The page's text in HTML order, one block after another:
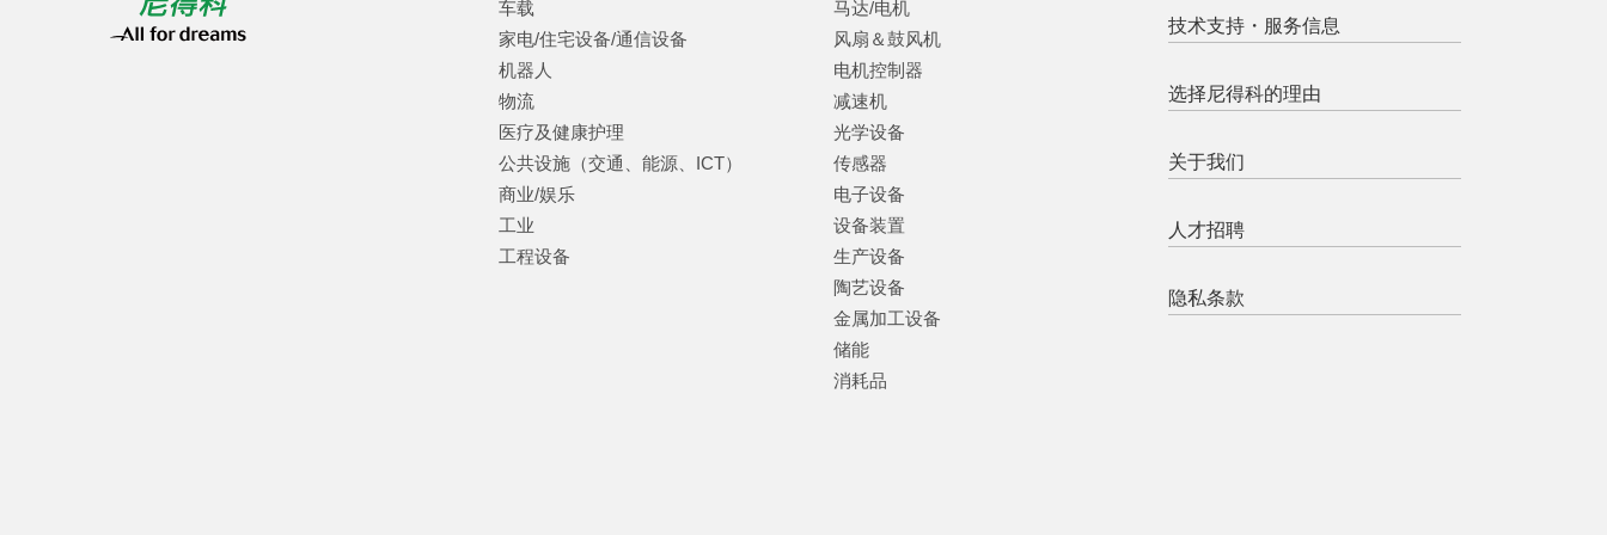
车载
家电/住宅设备/通信设备
机器人
物流
医疗及健康护理
公共设施（交通、能源、ICT）
商业/娱乐
工业
工程设备
马达/电机
风扇＆鼓风机
电机控制器
减速机
光学设备
传感器
电子设备
设备装置
生产设备
陶艺设备
金属加工设备
储能
消耗品
技术支持・服务信息
选择尼得科的理由
关于我们
人才招聘
隐私条款